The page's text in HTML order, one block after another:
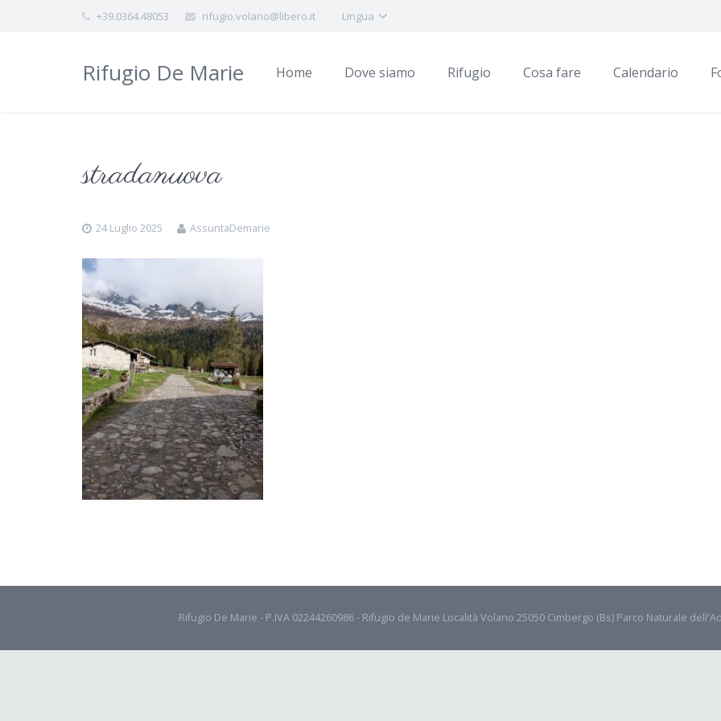
+39.0364.48053 rifugio.volano@libero.it Lingua
Rifugio De Marie Home Dove siamo Rifugio Cosa fare Calendario
stradanuova
24 Luglio 2025 AssuntaDemarie
Rifugio De Marie - P.IVA 02244260986 - Rifugio de Marie Località Volano 25050 Cimbergo (Bs) Parco Naturale